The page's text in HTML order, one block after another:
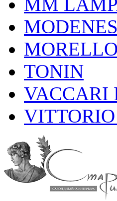
TONIN
VACCARI